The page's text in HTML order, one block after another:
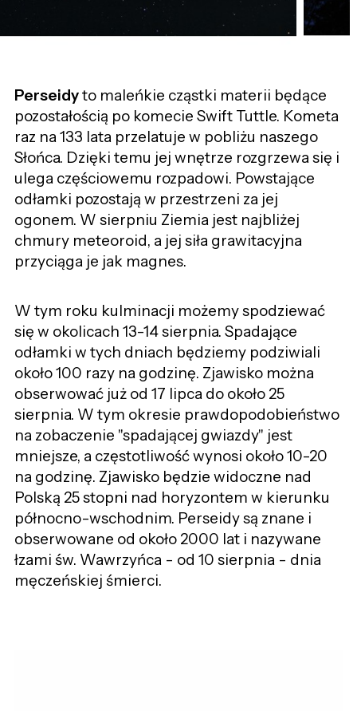
Perseidyto maleńkie cząstki materii będące
pozostałością po komecie Swift Tuttle. Kometa
raz na 133 lata przelatuje w pobliżu naszego
Słońca. Dzięki temu jej wnętrze rozgrzewa się i
ulega częściowemu rozpadowi. Powstające
odłamki pozostają w przestrzeni za jej
ogonem. W sierpniu Ziemia jest najbliżej
chmury meteoroid, a jej siła grawitacyjna
przyciąga je jak magnes.
W tym roku kulminacji możemy spodziewać
się w okolicach 13-14 sierpnia. Spadające
odłamki w tych dniach będziemy podziwiali
około 100 razy na godzinę. Zjawisko można
obserwować już od 17 lipca do około 25
sierpnia. W tym okresie prawdopodobieństwo
na zobaczenie "spadającej gwiazdy" jest
mniejsze, a częstotliwość wynosi około 10-20
na godzinę. Zjawisko będzie widoczne nad
Polską 25 stopni nad horyzontem w kierunku
północno-wschodnim. Perseidy są znane i
obserwowane od około 2000 lat i nazywane
łzami św. Wawrzyńca - od 10 sierpnia - dnia
męczeńskiej śmierci.